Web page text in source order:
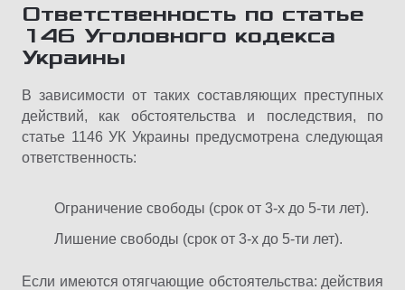
Ответственность по статье
146 Уголовного кодекса
Украины
В зависимости от таких составляющих преступных
действий, как обстоятельства и последствия, по
статье 1146 УК Украины предусмотрена следующая
ответственность:
Ограничение свободы (срок от 3-х до 5-ти лет).
Лишение свободы (срок от 3-х до 5-ти лет).
Если имеются отягчающие обстоятельства: действия